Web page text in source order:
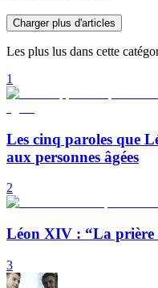
Charger plus d'articles
Les plus lus dans cette
1
Les cinq paroles que
aux personnes âgées
2
Léon XIV : “La prière
3